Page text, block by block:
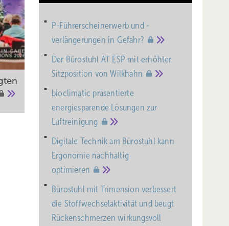
P-Führerscheinerwerb und -
verlängerungen in Gefahr?
Der Bürostuhl AT ESP mit erhöhter
Sitzposition vonWilkhahn
bioclimatic präsentierte
energiesparende Lösungen zur
Luftreinigung
Digitale Technik am Bürostuhl kann
Ergonomie nachhaltig
optimieren
Bürostuhl mit Trimension verbessert
die Stoffwechselaktivität und beugt
Rückenschmerzen wirkungsvoll